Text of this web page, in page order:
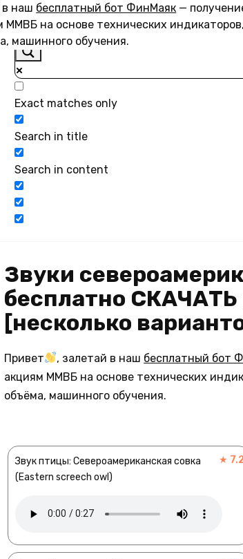
в наш бесплатный бот ФинМаяк —
ММВБ на основе технических
машинного обучения.
Exact matches only
Search in title
Search in content
Звуки
бесплатно СКАЧАТЬ
[несколько
Привет , залетай в наш бесплатный бот
акциям ММВБ на основе технических
объёма, машинного обучения.
Звук птицы: Североамериканская совка
(Eastern screech owl)
★ 7.2